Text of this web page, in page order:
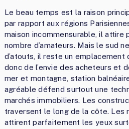
Le beau temps est la raison
par rapport aux régions
maison incommensurable, il attire
nombre d’amateurs. Mais le sud
d’atouts, il reste un emplacement
donc de l’envie des acheteurs et
mer et montagne, station
agréable défend surtout une
marchés immobiliers. Les
traversent le long de la côte. Les
attirent parfaitement les yeux